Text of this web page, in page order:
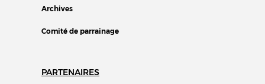
Archives
Comité de parrainage
PARTENAIRES